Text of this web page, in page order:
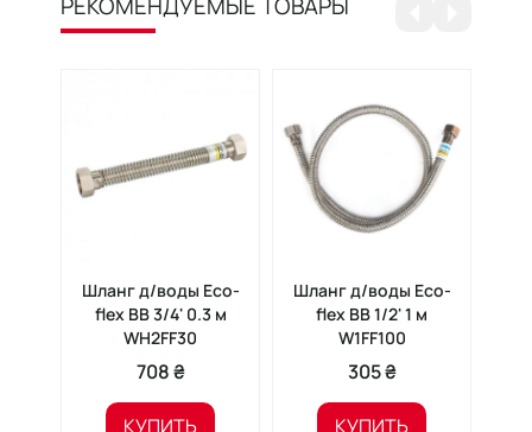
Шланг д/воды Eco-
flex ВВ 3/4' 0.3 м
WH2FF30
708 ₴
КУПИТЬ
Шланг д/воды Eco-
flex ВВ 1/2' 1 м
W1FF100
305 ₴
КУПИТЬ